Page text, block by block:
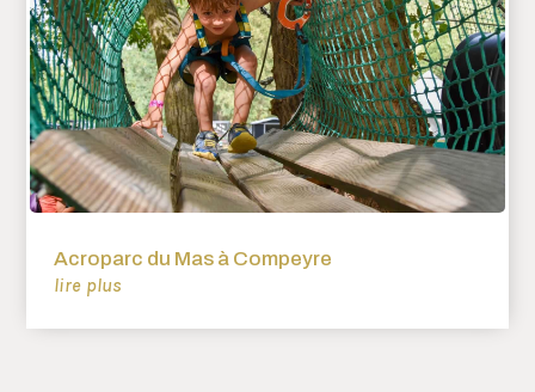
Acroparc du Mas à Compeyre
lire plus